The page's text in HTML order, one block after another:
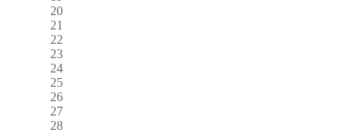
20
21
22
23
24
25
26
27
28